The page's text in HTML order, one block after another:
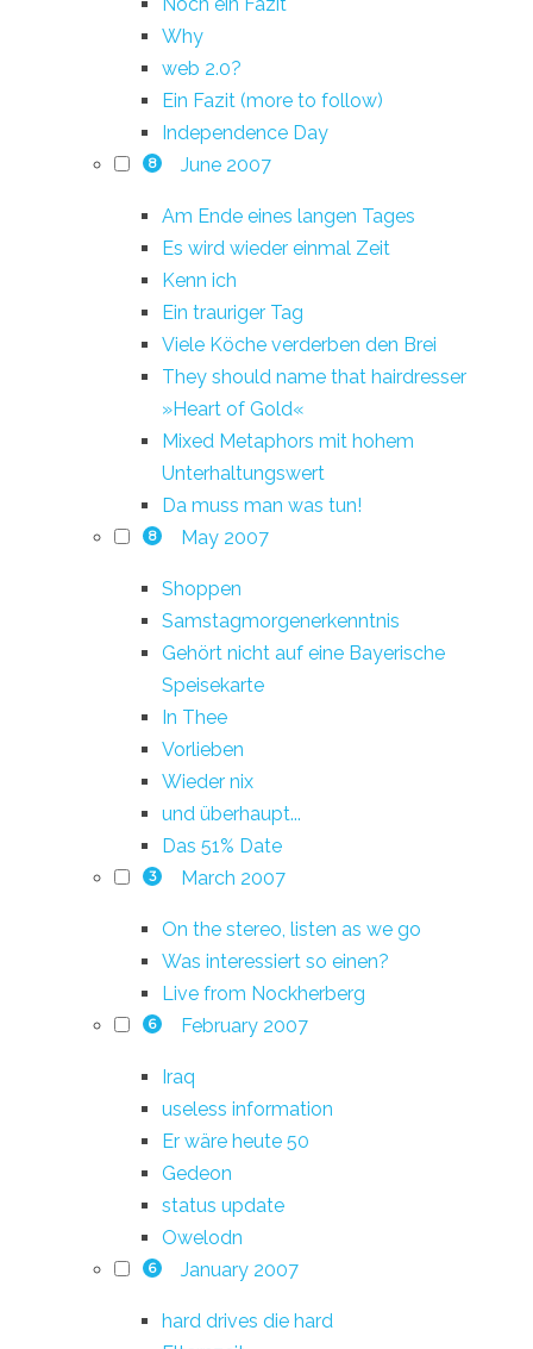
Why
web 2.0?
Ein Fazit (more to follow)
Independence Day
8 June 2007
Am Ende eines langen Tages
Es wird wieder einmal Zeit
Kenn ich
Ein trauriger Tag
Viele Köche verderben den Brei
They should name that hairdresser
»Heart of Gold«
Mixed Metaphors mit hohem
Unterhaltungswert
Da muss man was tun!
8 May 2007
Shoppen
Samstagmorgenerkenntnis
Gehört nicht auf eine Bayerische
Speisekarte
In Thee
Vorlieben
Wieder nix
und überhaupt...
Das 51% Date
3 March 2007
On the stereo, listen as we go
Was interessiert so einen?
Live from Nockherberg
6 February 2007
Iraq
useless information
Er wäre heute 50
Gedeon
status update
Owelodn
6 January 2007
hard drives die hard